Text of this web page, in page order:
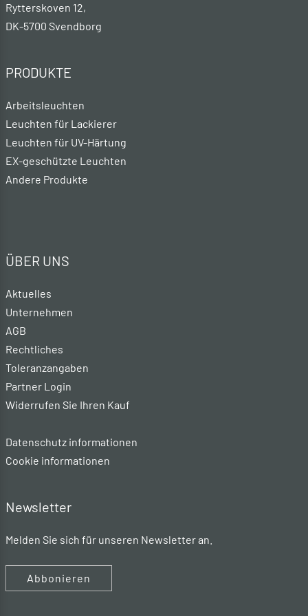
Rytterskoven 12,
DK-5700 Svendborg
PRODUKTE
Arbeitsleuchten
Leuchten für Lackierer
Leuchten für UV-Härtung
EX-geschützte Leuchten
Andere Produkte
ÜBER UNS
Aktuelles
Unternehmen
AGB
Rechtliches
Toleranzangaben
Partner Login
Widerrufen Sie Ihren Kauf
Datenschutz informationen
Cookie informationen
Newsletter
Melden Sie sich für unseren Newsletter an.
Abbonieren